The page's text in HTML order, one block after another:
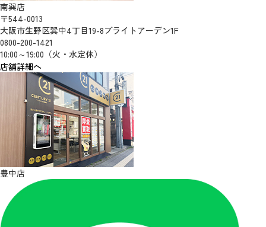
南巽店
〒544-0013
大阪市生野区巽中4丁目19-8ブライトアーデン1F
0800-200-1421
10:00～19:00（火・水定休）
店舗詳細へ
豊中店